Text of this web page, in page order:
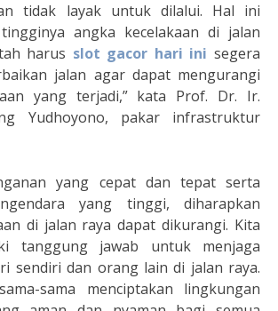
tidak layak untuk dilalui. Hal ini
angka kecelakaan di jalan
harus slot gacor hari ini segera
jalan agar dapat mengurangi
yang terjadi,” kata Prof. Dr. Ir.
Yudhoyono, pakar infrastruktur
yang cepat dan tepat serta
yang tinggi, diharapkan
di jalan raya dapat dikurangi. Kita
tanggung jawab untuk menjaga
sendiri dan orang lain di jalan raya.
sama menciptakan lingkungan